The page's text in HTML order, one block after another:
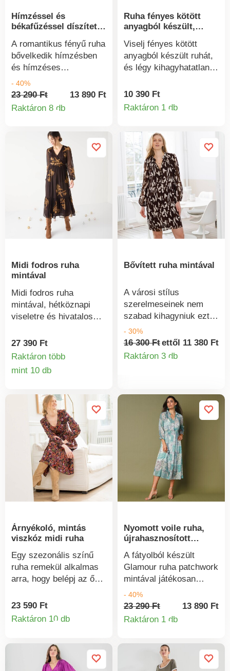
Hímzéssel és
békafűzéssel díszített
A romantikus fényű ruha
bővelkedik hímzésben
és hímzéses
részletekben. A jelenlegi
fáklyavágásban. V-
nyakkivágás, elöl
fodros. Fodor a vállán.
Hosszú ujjú. Széles
mandzsetta fodrokkal.
Csomagtartó bélés.
Egyenes szegély.
Mosógépben mosható.
- 40%
23 290 Ft
13 890 Ft
Raktáron 8 dbTermékinformációk
Ruha fényes kötött
anyagból készült,
Viselj fényes kötött
anyagból készült ruhát,
és légy kihagyhatatlan.
ruha. V-nyakkivágás.
Egyenes szabás.
húzózsinórral. Mély
oldalsó rés. Egyenes
szegély. Gépben
mosható.
10 390 Ft
Raktáron 1 db
Midi fodros ruha
mintával
Midi fodros ruha
mintával, hétköznapi
viseletre és hivatalos
alkalmas. Hosszú,
enyhén puffos ujjak
Fodrozott vállak. V-nyak
Rugalmas derék, bővülő
szoknyarész. Megkötős
öv. Mosógépben
mosható.
27 390 Ft
Raktáron több
mint 10 db
Bővített ruha mintával
A városi stílus
szerelmeseinek nem
szabad kihagyniuk ezt a
bő mintás ruhát. Térd
alá érő. Egyszerű,
könnyen kezelhető
Egyedi fodrozás elöl és
hátul. Hosszú ujjak és
rugalmas mandzsetta.
Végig kötött bélés.
Mosógépben mosható.
- 30%
16 300 Ftettől 11 380 Ft
Raktáron 3 db
Árnyékoló, mintás
viszkóz midi ruha
Egy szezonális színű
ruha remekül alkalmas
arra, hogy belépj az őszi
Kivágott derék, középen
ráncolt rész és gombos
gombos, szűkülő
mandzsettával. Bő alsó
23 590 Ft
Raktáron 10 dbTermékinformációk
Nyomott voile ruha,
újrahasznosított
A fátyolból készült
Glamour ruha patchwork
mintával játékosan
meghosszabbítja az
alakot. Fodros
nyakkivágás
blúz típusú ujjú.
Rugalmas ujjvégek
- 40%
23 290 Ft
13 890 Ft
Raktáron 1 db